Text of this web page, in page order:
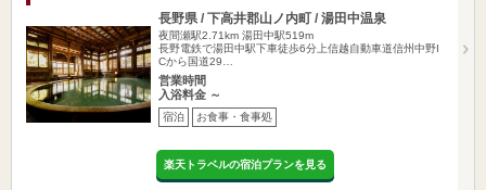
長野県 / 下高井郡山ノ内町 / 湯田中温泉
夜間瀬駅2.71km 湯田中駅519m
長野電鉄で湯田中駅下車徒歩6分上信越自動車道信州中野I
Cから国道29…
営業時間
入浴料金 ～
宿泊 お食事・食事処
楽天トラベルの宿泊プランを見る